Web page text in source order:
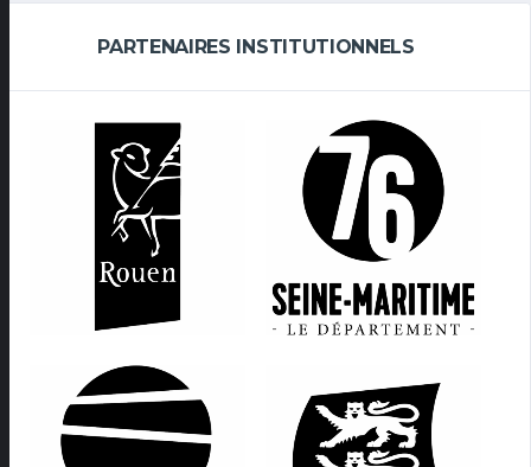
PARTENAIRES INSTITUTIONNELS